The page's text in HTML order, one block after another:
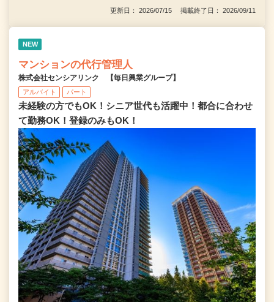
更新日： 2026/07/15 掲載終了日： 2026/09/11
NEW
マンションの代行管理人
株式会社センシアリンク 【毎日興業グループ】
アルバイト パート
未経験の方でもOK！シニア世代も活躍中！都合に合わせ
て勤務OK！登録のみもOK！